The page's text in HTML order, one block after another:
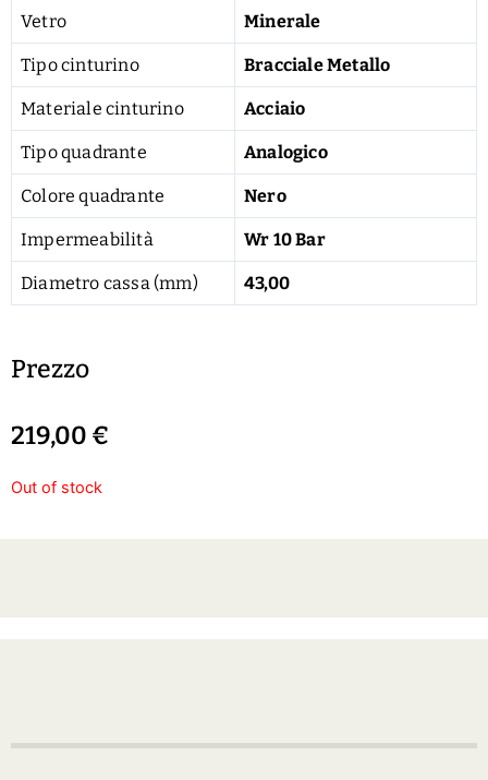
Vetro Minerale
Tipo cinturino Bracciale Metallo
Materiale cinturino Acciaio
Tipo quadrante Analogico
Colore quadrante Nero
Impermeabilità Wr 10 Bar
Diametro cassa (mm) 43,00
Prezzo
219,00 €
Out of stock